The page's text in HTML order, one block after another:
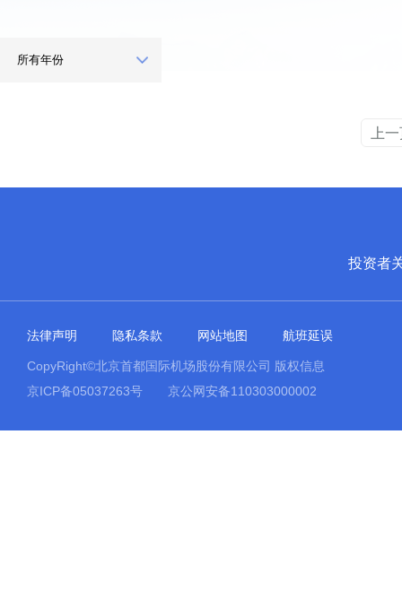
上
投资者
法律声明 隐私条款 网站地图 航班延误
CopyRight©北京首都国际机场股份有限公司 版权信息
京ICP备05037263号
京公网安备110303000002